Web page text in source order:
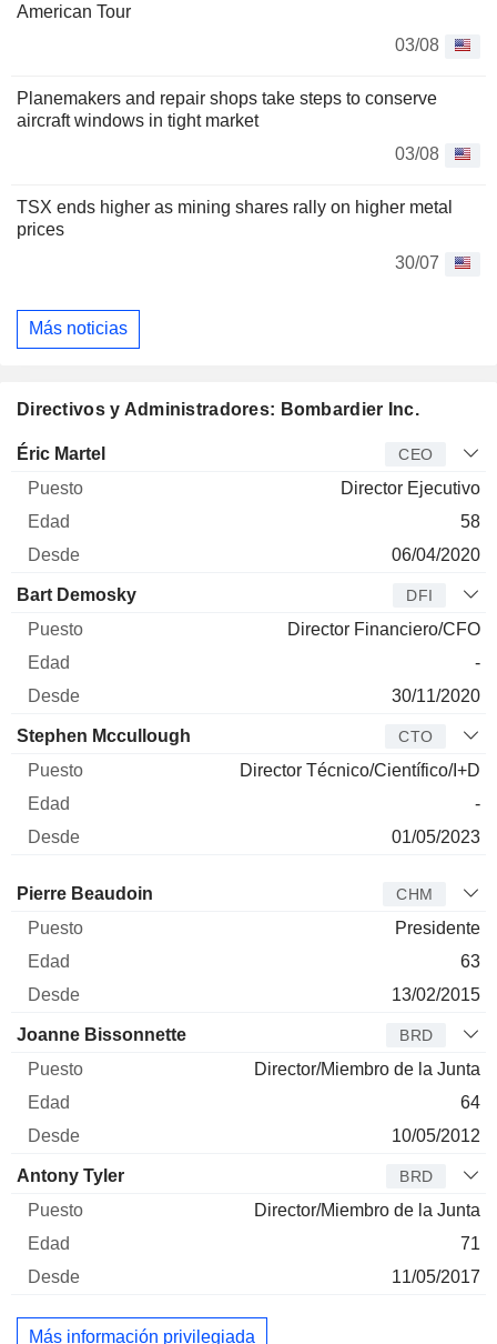
American Tour
03/08
Planemakers and repair shops take steps to conserve
aircraft windows in tight market
03/08
TSX ends higher as mining shares rally on higher metal
prices
30/07
Más noticias
Directivos y Administradores: Bombardier Inc.
Director Puesto
Éric Martel CEO
Director Ejecutivo
58
06/04/2020
Bart Demosky DFI
Director Financiero/CFO
-
30/11/2020
Stephen Mccullough CTO
Director Técnico/Científico/I+D
-
01/05/2023
Administrador Puesto
Pierre Beaudoin CHM
Presidente
63
13/02/2015
Joanne Bissonnette BRD
Director/Miembro de la Junta
64
10/05/2012
Antony Tyler BRD
Director/Miembro de la Junta
71
11/05/2017
Más información privilegiada